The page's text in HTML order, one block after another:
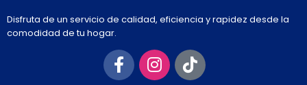
Disfruta de un servicio de calidad, eficiencia y rapidez desde la
comodidad de tu hogar.